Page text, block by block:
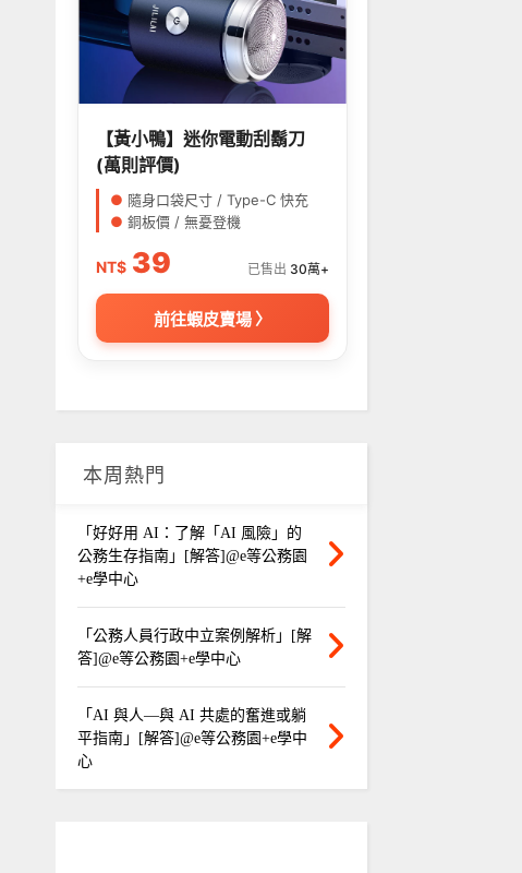
【黃小鴨】迷你電動刮鬍刀
(萬則評價)
● 隨身口袋尺寸 / Type-C 快充
● 銅板價 / 無憂登機
NT$ 39 已售出 30萬+
前往蝦皮賣場 〉
本周熱門
「好好用 AI：了解「AI 風險」的
公務生存指南」[解答]@e等公務園
+e學中心
「公務人員行政中立案例解析」[解
答]@e等公務園+e學中心
「AI 與人—與 AI 共處的奮進或躺
平指南」[解答]@e等公務園+e學中
心